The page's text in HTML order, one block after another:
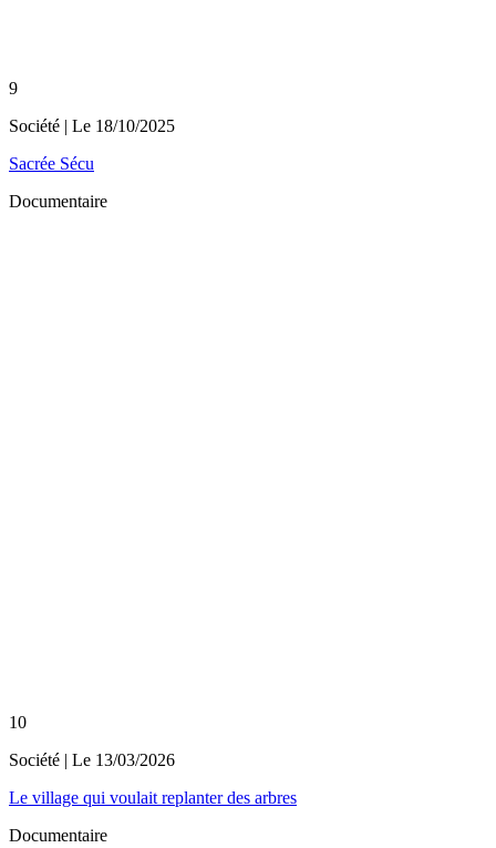
9
Société | Le 18/10/2025
Sacrée Sécu
Documentaire
10
Société | Le 13/03/2026
Le village qui voulait replanter des arbres
Documentaire